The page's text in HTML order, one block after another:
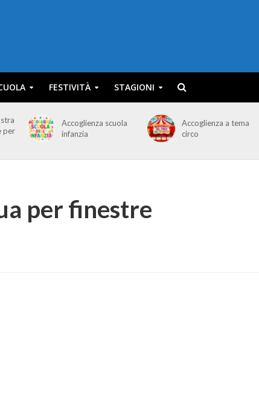
FESTIVITÀ STAGIONI
per
Accoglienza scuola
infanzia
Accoglienza a tema
circo
per finestre